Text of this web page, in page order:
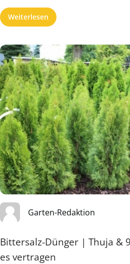
Weiterlesen
Garten-Redaktion
Bittersalz-Dünger | Thuja &
es vertragen